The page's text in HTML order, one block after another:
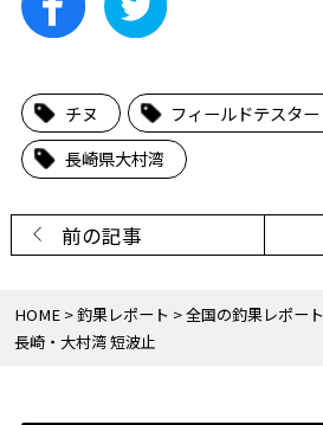
HOME 釣果レポート 全国の釣果レポート
長崎・大村湾 短波止
チヌ フィールドテスター
長崎県大村湾
前の記事